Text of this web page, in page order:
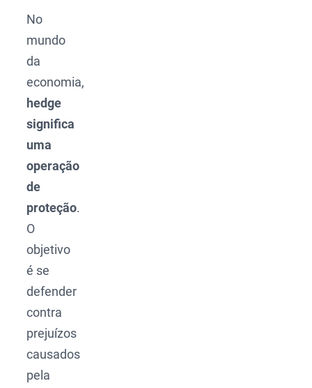
No
mundo
da
economia,
hedge
significa
uma
operação
de
proteção.
O
objetivo
é se
defender
contra
prejuízos
causados
pela